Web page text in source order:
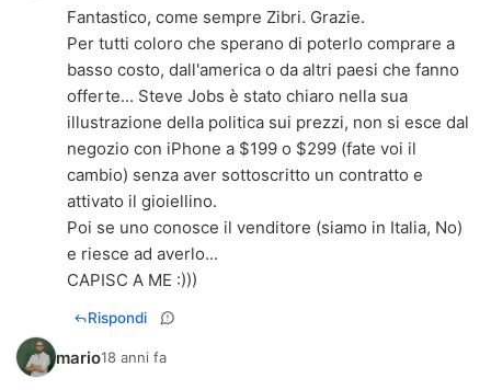
Fantastico, come sempre Zibri. Grazie.
Per tutti coloro che sperano di poterlo comprare a
basso costo, dall'america o da altri paesi che fanno
offerte... Steve Jobs è stato chiaro nella sua
illustrazione della politica sui prezzi, non si esce dal
negozio con iPhone a $199 o $299 (fate voi il
cambio) senza aver sottoscritto un contratto e
attivato il gioiellino.
Poi se uno conosce il venditore (siamo in Italia, No)
e riesce ad averlo...
CAPISC A ME :)))
Rispondi
mario18 anni fa